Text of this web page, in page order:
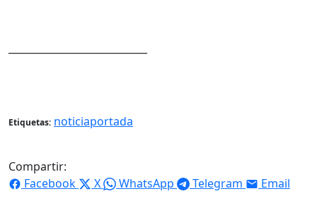
Etiquetas: noticiaportada
Compartir:
Facebook
X WhatsApp Telegram Email